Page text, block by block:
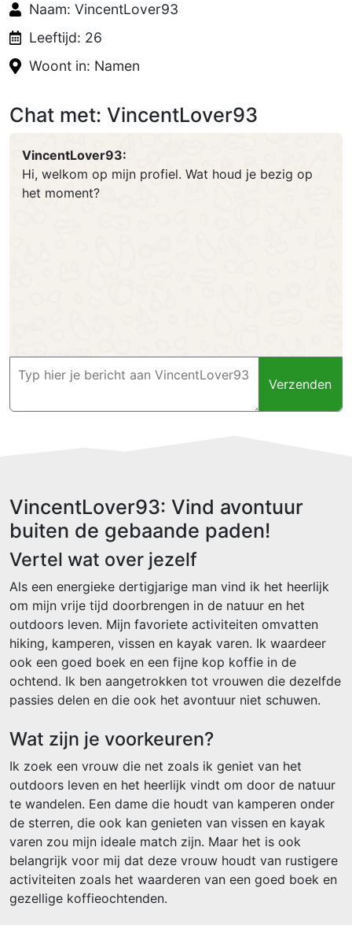
Naam: VincentLover93
Leeftijd: 26
Woont in: Namen
Chat met: VincentLover93
VincentLover93:
Hi, welkom op mijn profiel. Wat houd je bezig op
het moment?
Verzenden
VincentLover93: Vind avontuur
buiten de gebaande paden!
Vertel wat over jezelf
Als een energieke dertigjarige man vind ik het heerlijk
om mijn vrije tijd doorbrengen in de natuur en het
outdoors leven. Mijn favoriete activiteiten omvatten
hiking, kamperen, vissen en kayak varen. Ik waardeer
ook een goed boek en een fijne kop koffie in de
ochtend. Ik ben aangetrokken tot vrouwen die dezelfde
passies delen en die ook het avontuur niet schuwen.
Wat zijn je voorkeuren?
Ik zoek een vrouw die net zoals ik geniet van het
outdoors leven en het heerlijk vindt om door de natuur
te wandelen. Een dame die houdt van kamperen onder
de sterren, die ook kan genieten van vissen en kayak
varen zou mijn ideale match zijn. Maar het is ook
belangrijk voor mij dat deze vrouw houdt van rustigere
activiteiten zoals het waarderen van een goed boek en
gezellige koffieochtenden.